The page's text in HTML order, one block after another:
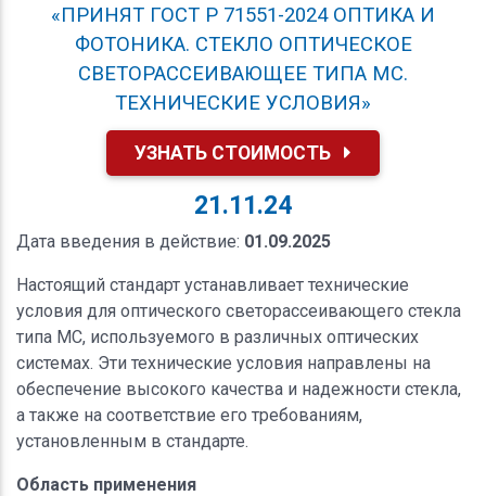
«ПРИНЯТ ГОСТ Р 71551-2024 ОПТИКА И
ФОТОНИКА. СТЕКЛО ОПТИЧЕСКОЕ
СВЕТОРАССЕИВАЮЩЕЕ ТИПА МС.
ТЕХНИЧЕСКИЕ УСЛОВИЯ»
УЗНАТЬ СТОИМОСТЬ
21.11.24
Дата введения в действие: 01.09.2025
Настоящий стандарт устанавливает технические
условия для оптического светорассеивающего стекла
типа МС, используемого в различных оптических
системах. Эти технические условия направлены на
обеспечение высокого качества и надежности стекла,
а также на соответствие его требованиям,
установленным в стандарте.
Область применения